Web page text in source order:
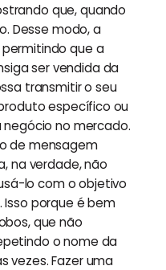
que, quando
Desse modo, a
que a
ser vendida da
transmitir o seu
específico ou
negócio no mercado.
de mensagem
na verdade, não
lo com o objetivo
porque é bem
que não
o nome da
vezes. Fazer uma